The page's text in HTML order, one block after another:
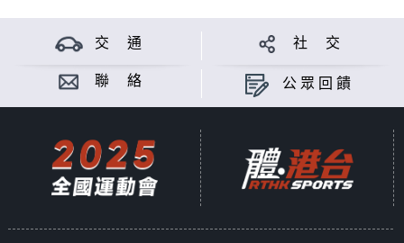
交 通 社 交
聯 絡 公眾回饋